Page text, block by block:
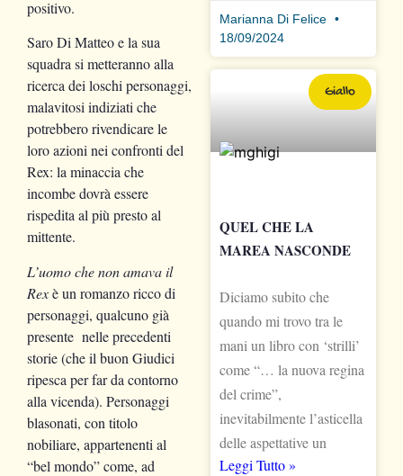
positivo.
Saro Di Matteo e la sua
squadra si metteranno alla
ricerca dei loschi personaggi,
malavitosi indiziati che
potrebbero rivendicare le
loro azioni nei confronti del
Rex: la minaccia che
incombe dovrà essere
rispedita al più presto al
mittente.
L’uomo che non amava il
Rexè un romanzo ricco di
personaggi, qualcuno già
presente nelle precedenti
storie (che il buon Giudici
ripesca per far da contorno
alla vicenda). Personaggi
blasonati, con titolo
nobiliare, appartenenti al
“bel mondo” come, ad
Marianna Di Felice
18/09/2024
Giallo
QUEL CHE LA
MAREA NASCONDE
Diciamo subito che
quando mi trovo tra le
mani un libro con ‘strilli’
come “… la nuova regina
del crime”,
inevitabilmente l’asticella
delle aspettative un
Leggi Tutto »